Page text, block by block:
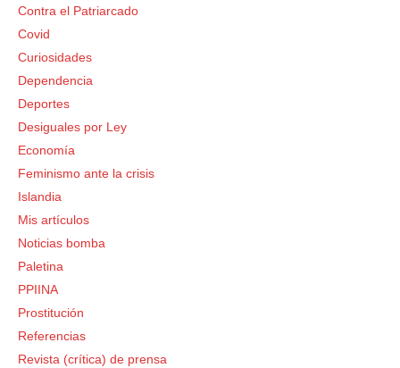
Contra el Patriarcado
Covid
Curiosidades
Dependencia
Deportes
Desiguales por Ley
Economía
Feminismo ante la crisis
Islandia
Mis artículos
Noticias bomba
Paletina
PPIINA
Prostitución
Referencias
Revista (crítica) de prensa